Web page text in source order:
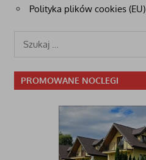
Polityka plików cookies (EU)
Szukaj:
PROMOWANE NOCLEGI